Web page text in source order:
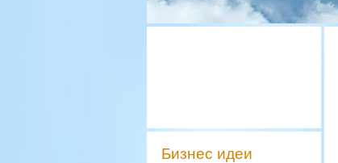
Бизнес идеи